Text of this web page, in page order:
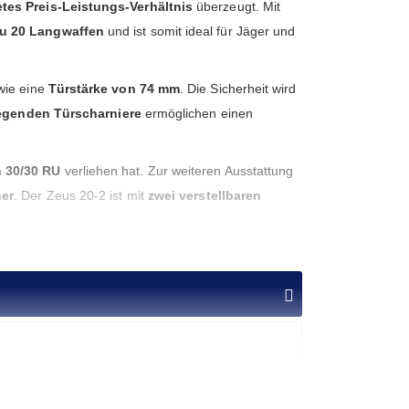
Preis-Leistungs-Verhältnis überzeugt. Mit
20 Langwaffen und ist somit ideal für Jäger und
eine Türstärke von 74 mm . Die Sicherheit wird
Türscharniereermöglichen einen
30 RU verliehen hat. Zur weiteren Ausstattung
. Der Zeus 20-2 ist mit zwei verstellbaren